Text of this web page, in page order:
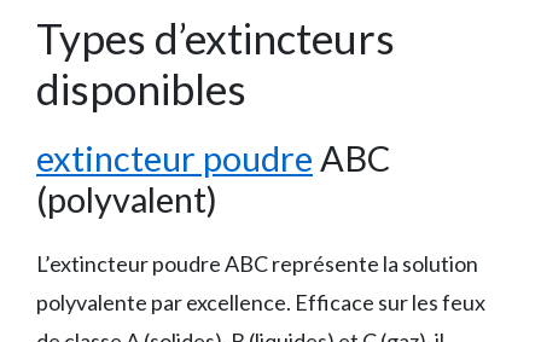
Types d’extincteurs
disponibles
extincteur poudre ABC
(polyvalent)
L’extincteur poudre ABC représente la solution
polyvalente par excellence. Efficace sur les feux